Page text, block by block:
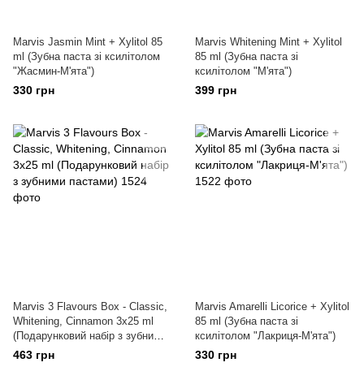
Marvis Jasmin Mint + Xylitol 85
ml (Зубна паста зі ксилітолом
"Жасмин-М'ята")
330 грн
Marvis Whitening Mint + Xylitol
85 ml (Зубна паста зі
ксилітолом "М'ята")
399 грн
Marvis 3 Flavours Box - Classic,
Whitening, Cinnamon 3х25 ml
(Подарунковий набір з зубними
пастами)
463 грн
Marvis Amarelli Licorice + Xylitol
85 ml (Зубна паста зі
ксилітолом "Лакриця-М'ята")
330 грн